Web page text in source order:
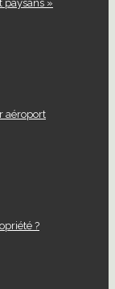
paysans »
aéroport
?